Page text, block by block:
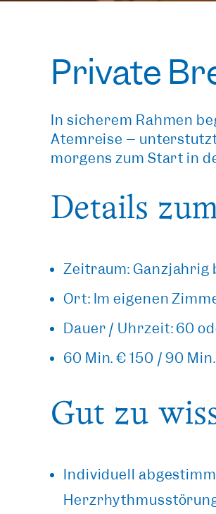
Private
In sicherem Rahmen
Atemreise –
morgens zum Start in
Details
Zeitraum: Ganzjährig
Ort: Im eigenen
Dauer / Uhrzeit: 60
60 Min. € 150 / 90
Gut zu
Individuell